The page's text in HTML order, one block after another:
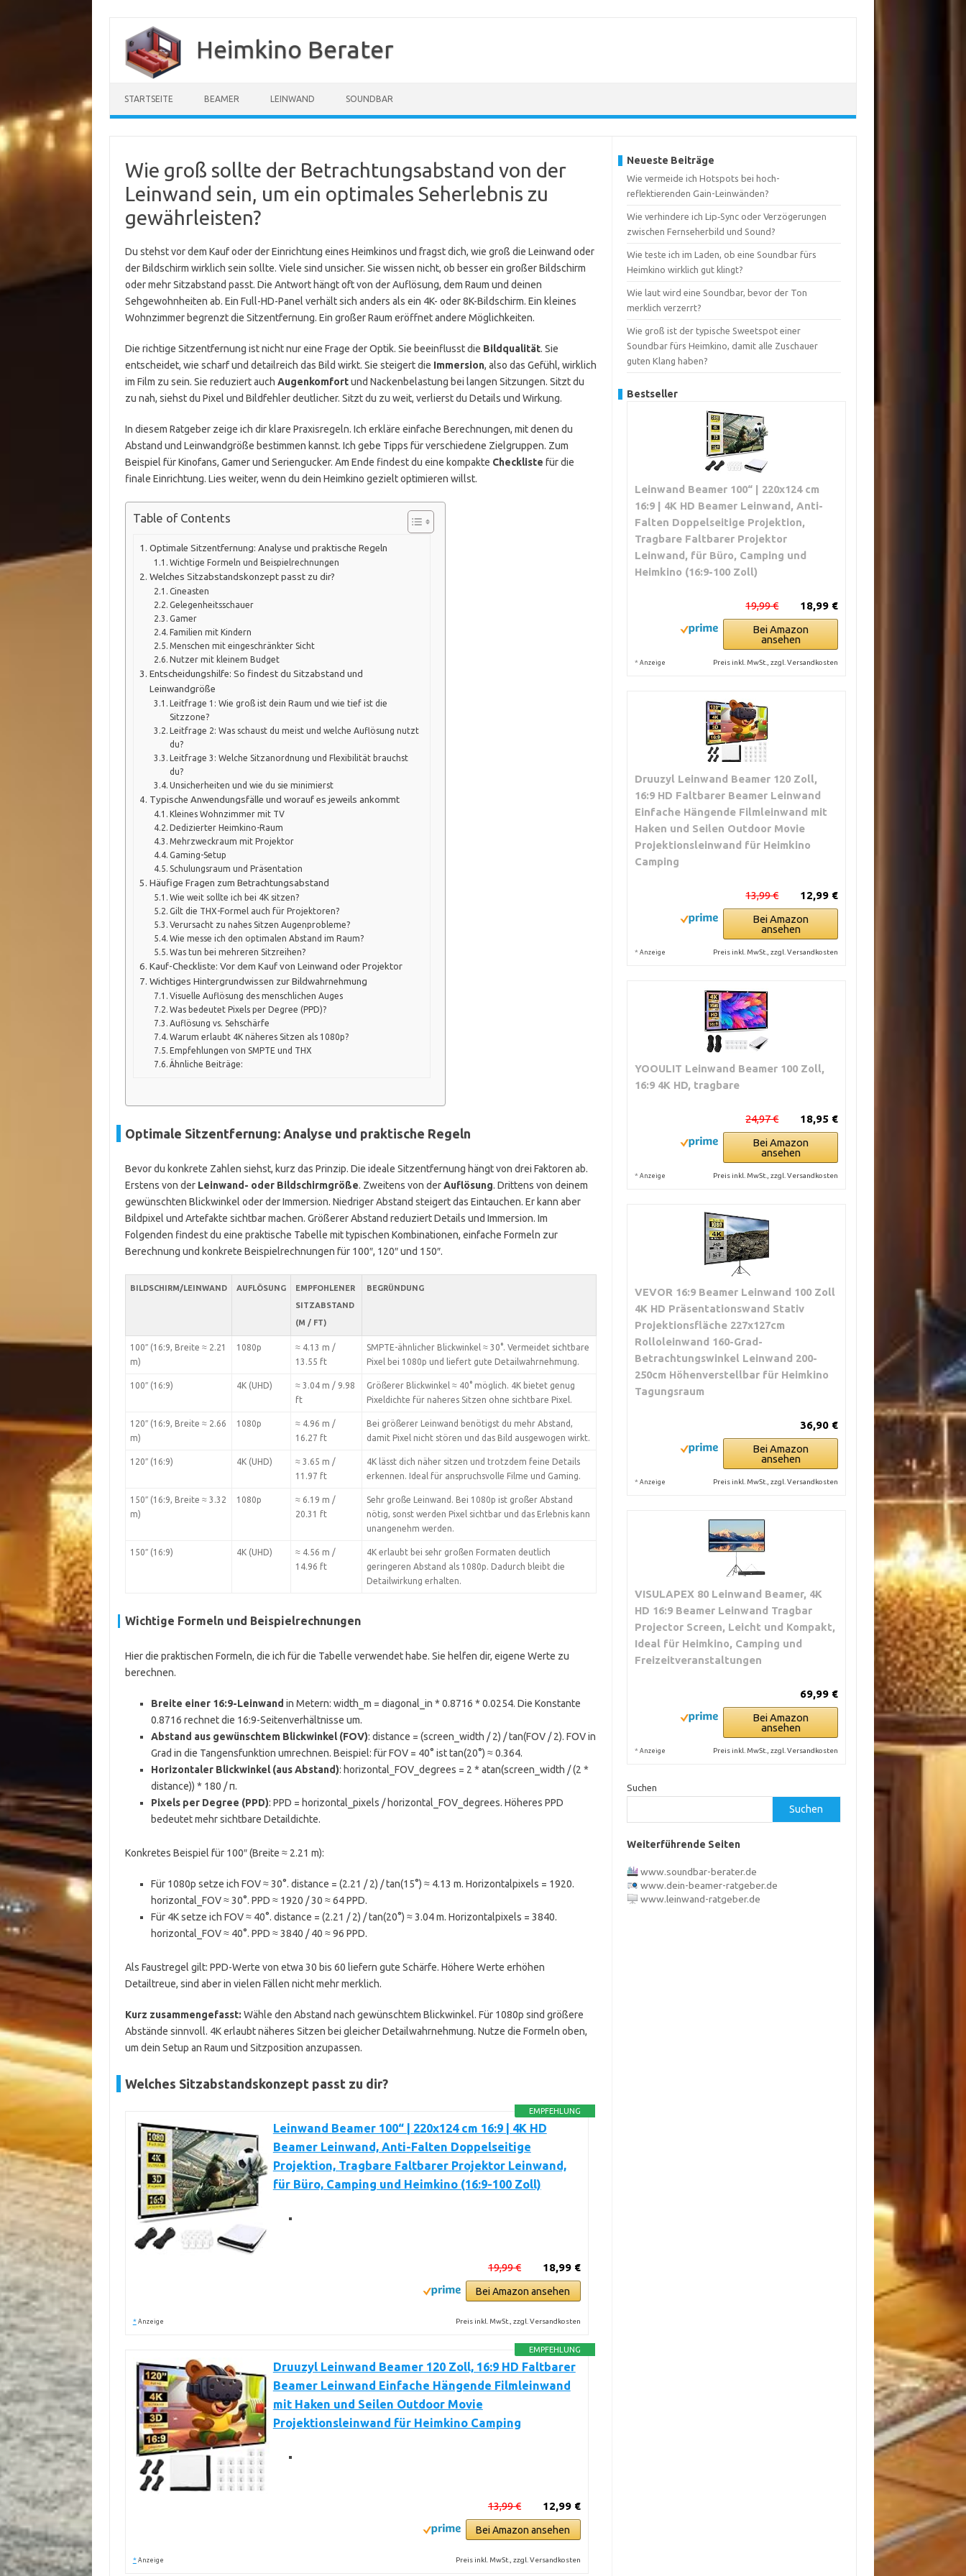
springen
Heimkino Berater
STARTSEITE BEAMER LEINWAND SOUNDBAR
Wie groß sollte der Betrachtungsabstand von der
Leinwand sein, um ein optimales Seherlebnis zu
gewährleisten?
Du stehst vor dem Kauf oder der Einrichtung eines Heimkinos und fragst dich, wie groß die Leinwand oder
der Bildschirm wirklich sein sollte. Viele sind unsicher. Sie wissen nicht, ob besser ein großer Bildschirm
oder mehr Sitzabstand passt. Die Antwort hängt oft von der Auflösung, dem Raum und deinen
Sehgewohnheiten ab. Ein Full-HD-Panel verhält sich anders als ein 4K- oder 8K-Bildschirm. Ein kleines
Wohnzimmer begrenzt die Sitzentfernung. Ein großer Raum eröffnet andere Möglichkeiten.
Die richtige Sitzentfernung ist nicht nur eine Frage der Optik. Sie beeinflusst die Bildqualität. Sie
entscheidet, wie scharf und detailreich das Bild wirkt. Sie steigert die Immersion, also das Gefühl, wirklich
im Film zu sein. Sie reduziert auch Augenkomfortund Nackenbelastung bei langen Sitzungen. Sitzt du
zu nah, siehst du Pixel und Bildfehler deutlicher. Sitzt du zu weit, verlierst du Details und Wirkung.
In diesem Ratgeber zeige ich dir klare Praxisregeln. Ich erkläre einfache Berechnungen, mit denen du
Abstand und Leinwandgröße bestimmen kannst. Ich gebe Tipps für verschiedene Zielgruppen. Zum
Beispiel für Kinofans, Gamer und Seriengucker. Am Ende findest du eine kompakte Checkliste für die
finale Einrichtung. Lies weiter, wenn du dein Heimkino gezielt optimieren willst.
Table of Contents
Optimale Sitzentfernung: Analyse und praktische Regeln
Wichtige Formeln und Beispielrechnungen
Welches Sitzabstandskonzept passt zu dir?
Cineasten
Gelegenheitsschauer
Gamer
Familien mit Kindern
Menschen mit eingeschränkter Sicht
Nutzer mit kleinem Budget
Entscheidungshilfe: So findest du Sitzabstand und
Leinwandgröße
Leitfrage 1: Wie groß ist dein Raum und wie tief ist die
Sitzzone?
Leitfrage 2: Was schaust du meist und welche Auflösung nutzt
du?
Leitfrage 3: Welche Sitzanordnung und Flexibilität brauchst
du?
Unsicherheiten und wie du sie minimierst
Typische Anwendungsfälle und worauf es jeweils ankommt
Kleines Wohnzimmer mit TV
Dedizierter Heimkino-Raum
Mehrzweckraum mit Projektor
Gaming-Setup
Schulungsraum und Präsentation
Häufige Fragen zum Betrachtungsabstand
Wie weit sollte ich bei 4K sitzen?
Gilt die THX-Formel auch für Projektoren?
Verursacht zu nahes Sitzen Augenprobleme?
Wie messe ich den optimalen Abstand im Raum?
Was tun bei mehreren Sitzreihen?
Kauf-Checkliste: Vor dem Kauf von Leinwand oder Projektor
Wichtiges Hintergrundwissen zur Bildwahrnehmung
Visuelle Auflösung des menschlichen Auges
Was bedeutet Pixels per Degree (PPD)?
Auflösung vs. Sehschärfe
Warum erlaubt 4K näheres Sitzen als 1080p?
Empfehlungen von SMPTE und THX
Ähnliche Beiträge:
Optimale Sitzentfernung: Analyse und praktische Regeln
Bevor du konkrete Zahlen siehst, kurz das Prinzip. Die ideale Sitzentfernung hängt von drei Faktoren ab.
Erstens von der Leinwand- oder Bildschirmgröße. Zweitens von derAuflösung. Drittens von deinem
gewünschten Blickwinkel oder der Immersion. Niedriger Abstand steigert das Eintauchen. Er kann aber
Bildpixel und Artefakte sichtbar machen. Größerer Abstand reduziert Details und Immersion. Im
Folgenden findest du eine praktische Tabelle mit typischen Kombinationen, einfache Formeln zur
Berechnung und konkrete Beispielrechnungen für 100″, 120″ und 150″.
BILDSCHIRM/LEINWAND AUFLÖSUNG
EMPFOHLENER
SITZABSTAND
(M / FT)
BEGRÜNDUNG
100″ (16:9, Breite ≈ 2.21
m)
1080p
≈ 4.13 m /
13.55 ft
SMPTE-ähnlicher Blickwinkel ≈ 30°. Vermeidet sichtbare
Pixel bei 1080p und liefert gute Detailwahrnehmung.
100″ (16:9) 4K (UHD)
≈ 3.04 m / 9.98
ft
Größerer Blickwinkel ≈ 40° möglich. 4K bietet genug
Pixeldichte für naheres Sitzen ohne sichtbare Pixel.
120″ (16:9, Breite ≈ 2.66
m)
1080p
≈ 4.96 m /
16.27 ft
Bei größerer Leinwand benötigst du mehr Abstand,
damit Pixel nicht stören und das Bild ausgewogen wirkt.
120″ (16:9) 4K (UHD)
≈ 3.65 m /
11.97 ft
4K lässt dich näher sitzen und trotzdem feine Details
erkennen. Ideal für anspruchsvolle Filme und Gaming.
150″ (16:9, Breite ≈ 3.32
m)
1080p
≈ 6.19 m /
20.31 ft
Sehr große Leinwand. Bei 1080p ist großer Abstand
nötig, sonst werden Pixel sichtbar und das Erlebnis kann
unangenehm werden.
150″ (16:9) 4K (UHD)
≈ 4.56 m /
14.96 ft
4K erlaubt bei sehr großen Formaten deutlich
geringeren Abstand als 1080p. Dadurch bleibt die
Detailwirkung erhalten.
Wichtige Formeln und Beispielrechnungen
Hier die praktischen Formeln, die ich für die Tabelle verwendet habe. Sie helfen dir, eigene Werte zu
berechnen.
Breite einer 16:9-Leinwand in Metern: width_m = diagonal_in * 0.8716 * 0.0254. Die Konstante
0.8716 rechnet die 16:9-Seitenverhältnisse um.
Abstand aus gewünschtem Blickwinkel (FOV): distance = (screen_width / 2) / tan(FOV / 2). FOV in
Grad in die Tangensfunktion umrechnen. Beispiel: für FOV = 40° ist tan(20°) ≈ 0.364.
Horizontaler Blickwinkel (aus Abstand): horizontal_FOV_degrees = 2 * atan(screen_width / (2 *
distance)) * 180 / π.
Pixels per Degree (PPD): PPD = horizontal_pixels / horizontal_FOV_degrees. Höheres PPD
bedeutet mehr sichtbare Detaildichte.
Konkretes Beispiel für 100″ (Breite ≈ 2.21 m):
Für 1080p setze ich FOV ≈ 30°. distance = (2.21 / 2) / tan(15°) ≈ 4.13 m. Horizontalpixels = 1920.
horizontal_FOV ≈ 30°. PPD ≈ 1920 / 30 ≈ 64 PPD.
Für 4K setze ich FOV ≈ 40°. distance = (2.21 / 2) / tan(20°) ≈ 3.04 m. Horizontalpixels = 3840.
horizontal_FOV ≈ 40°. PPD ≈ 3840 / 40 ≈ 96 PPD.
Als Faustregel gilt: PPD-Werte von etwa 30 bis 60 liefern gute Schärfe. Höhere Werte erhöhen
Detailtreue, sind aber in vielen Fällen nicht mehr merklich.
Kurz zusammengefasst: Wähle den Abstand nach gewünschtem Blickwinkel. Für 1080p sind größere
Abstände sinnvoll. 4K erlaubt näheres Sitzen bei gleicher Detailwahrnehmung. Nutze die Formeln oben,
um dein Setup an Raum und Sitzposition anzupassen.
Welches Sitzabstandskonzept passt zu dir?
EMPFEHLUNG
Leinwand Beamer 100“ | 220x124 cm 16:9 | 4K HD
Beamer Leinwand, Anti-Falten Doppelseitige
Projektion, Tragbare Faltbarer Projektor Leinwand,
für Büro, Camping und Heimkino (16:9-100 Zoll)
18,99 €
19,99 €
Bei Amazon ansehen
* Anzeige Preis inkl. MwSt., zzgl. Versandkosten
EMPFEHLUNG
Druuzyl Leinwand Beamer 120 Zoll, 16:9 HD Faltbarer
Beamer Leinwand Einfache Hängende Filmleinwand
mit Haken und Seilen Outdoor Movie
Projektionsleinwand für Heimkino Camping
12,99 €
13,99 €
Bei Amazon ansehen
* Anzeige Preis inkl. MwSt., zzgl. Versandkosten
Neueste Beiträge
Wie vermeide ich Hotspots bei hoch-
reflektierenden Gain-Leinwänden?
Wie verhindere ich Lip‑Sync oder Verzögerungen
zwischen Fernseherbild und Sound?
Wie teste ich im Laden, ob eine Soundbar fürs
Heimkino wirklich gut klingt?
Wie laut wird eine Soundbar, bevor der Ton
merklich verzerrt?
Wie groß ist der typische Sweetspot einer
Soundbar fürs Heimkino, damit alle Zuschauer
guten Klang haben?
Bestseller
Leinwand Beamer 100“ | 220x124 cm
16:9 | 4K HD Beamer Leinwand, Anti-
Falten Doppelseitige Projektion,
Tragbare Faltbarer Projektor
Leinwand, für Büro, Camping und
Heimkino (16:9-100 Zoll)
18,99 €
19,99 €
Bei Amazon
ansehen
* Anzeige Preis inkl. MwSt., zzgl. Versandkosten
Druuzyl Leinwand Beamer 120 Zoll,
16:9 HD Faltbarer Beamer Leinwand
Einfache Hängende Filmleinwand mit
Haken und Seilen Outdoor Movie
Projektionsleinwand für Heimkino
Camping
12,99 €
13,99 €
Bei Amazon
ansehen
* Anzeige Preis inkl. MwSt., zzgl. Versandkosten
YOOULIT Leinwand Beamer 100 Zoll,
16:9 4K HD, tragbare
18,95 €
24,97 €
Bei Amazon
ansehen
* Anzeige Preis inkl. MwSt., zzgl. Versandkosten
VEVOR 16:9 Beamer Leinwand 100 Zoll
4K HD Präsentationswand Stativ
Projektionsfläche 227x127cm
Rolloleinwand ​160-Grad-
Betrachtungswinkel Leinwand 200-
250cm Höhenverstellbar für Heimkino
Tagungsraum
36,90 €
Bei Amazon
ansehen
* Anzeige Preis inkl. MwSt., zzgl. Versandkosten
VISULAPEX 80 Leinwand Beamer, 4K
HD 16:9 Beamer Leinwand Tragbar
Projector Screen, Leicht und Kompakt,
Ideal für Heimkino, Camping und
Freizeitveranstaltungen
69,99 €
Bei Amazon
ansehen
* Anzeige Preis inkl. MwSt., zzgl. Versandkosten
Suchen
Suchen
Weiterführende Seiten
www.soundbar-berater.de
www.dein-beamer-ratgeber.de
www.leinwand-ratgeber.de